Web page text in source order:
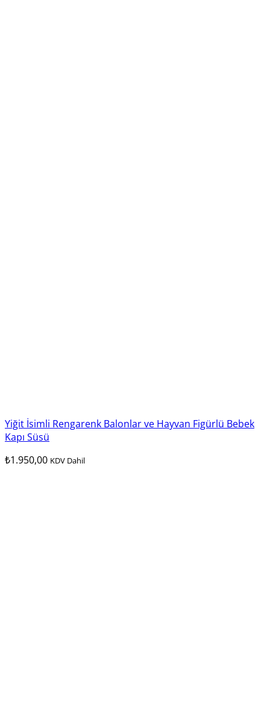
Yiğit İsimli Rengarenk Balonlar ve Hayvan Figürlü Bebek
Kapı Süsü
₺1.950,00 KDV Dahil